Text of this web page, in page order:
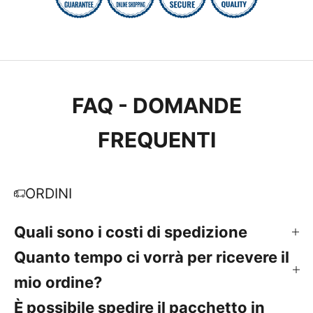
FAQ - DOMANDE
FREQUENTI
ORDINI
Quali sono i costi di spedizione
Quanto tempo ci vorrà per ricevere il
mio ordine?
È possibile spedire il pacchetto in